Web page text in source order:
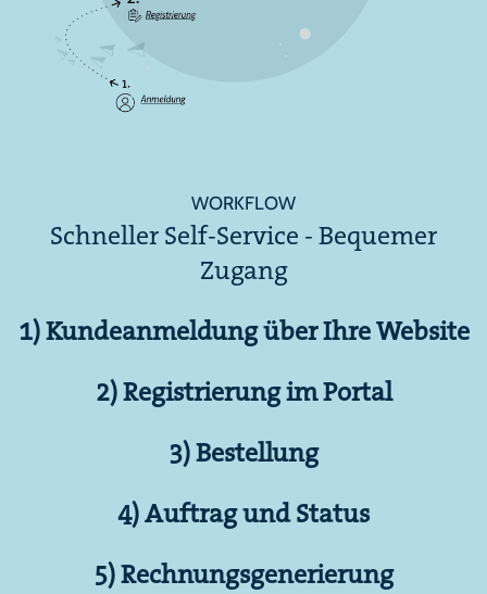
WORKFLOW
Schneller Self-Service - Bequemer
Zugang
1) Kundeanmeldung über Ihre Website
2) Registrierung im Portal
3) Bestellung
4) Auftrag und Status
5) Rechnungsgenerierung